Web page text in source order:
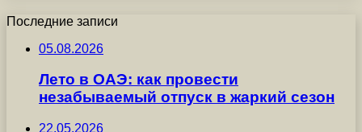
Последние записи
05.08.2026
Лето в ОАЭ: как провести
незабываемый отпуск в жаркий сезон
22.05.2026